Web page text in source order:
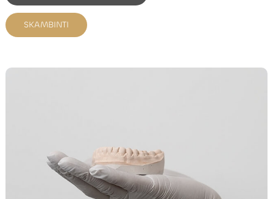
SKAMBINTI